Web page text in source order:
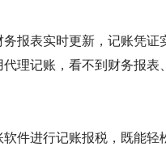
报表实时更新，记账凭
理记账，看不到财务报表
件进行记账报税，既能